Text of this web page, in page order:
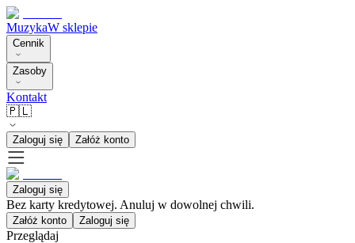
MuzykaW sklepie
Cennik
Zasoby
Kontakt
🇵🇱
Zaloguj się Załóż konto
Zaloguj się
Bez karty kredytowej. Anuluj w dowolnej chwili.
Załóż konto Zaloguj się
Przeglądaj